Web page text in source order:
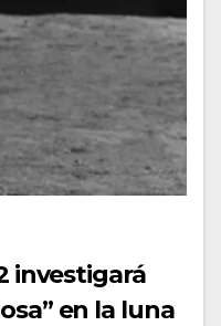
investigará
en la luna